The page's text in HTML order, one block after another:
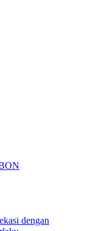
dengan